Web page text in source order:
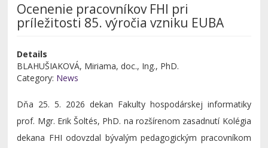
Ocenenie pracovníkov FHI pri
príležitosti 85. výročia vzniku EUBA
Details
BLAHUŠIAKOVÁ, Miriama, doc., Ing., PhD.
Category: News
Dňa 25. 5. 2026 dekan Fakulty hospodárskej informatiky
prof. Mgr. Erik Šoltés, PhD. na rozšírenom zasadnutí Kolégia
dekana FHI odovzdal bývalým pedagogickým pracovníkom